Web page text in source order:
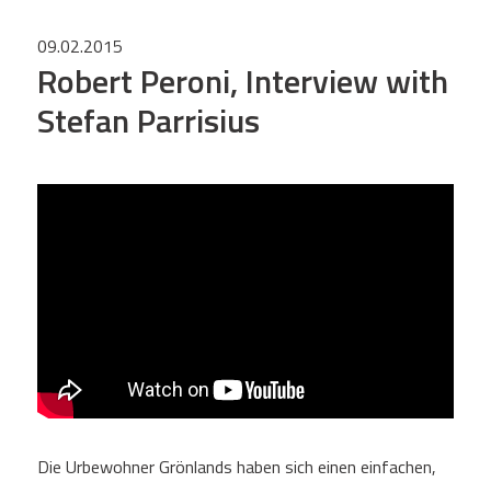
09.02.2015
Robert Peroni, Interview with
Stefan Parrisius
Die Urbewohner Grönlands haben sich einen einfachen,